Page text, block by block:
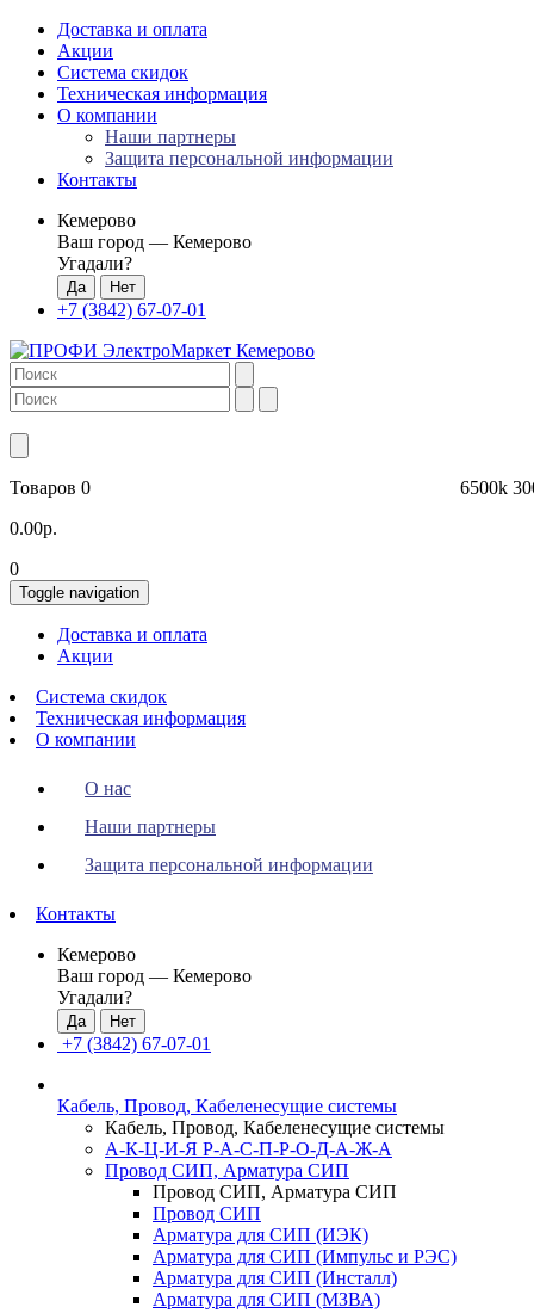
Доставка и оплата
Акции
Система скидок
Техническая информация
О компании
Наши партнеры
Защита персональной информации
Контакты
Кемерово
Ваш город — Кемерово
Угадали?
+7 (3842) 67-07-01
Товаров 0
0.00р.
0
Toggle navigation
Доставка и оплата
Акции
Система скидок
Техническая информация
О компании
О нас
Наши партнеры
Защита персональной информации
Контакты
Кемерово
Ваш город — Кемерово
Угадали?
+7 (3842) 67-07-01
Кабель, Провод, Кабеленесущие системы
Кабель, Провод, Кабеленесущие системы
А-К-Ц-И-Я Р-А-С-П-Р-О-Д-А-Ж-А
Провод СИП, Арматура СИП
Провод СИП, Арматура СИП
Провод СИП
Арматура для СИП (ИЭК)
Арматура для СИП (Импульс и РЭС)
Арматура для СИП (Инсталл)
Арматура для СИП (МЗВА)
6500k